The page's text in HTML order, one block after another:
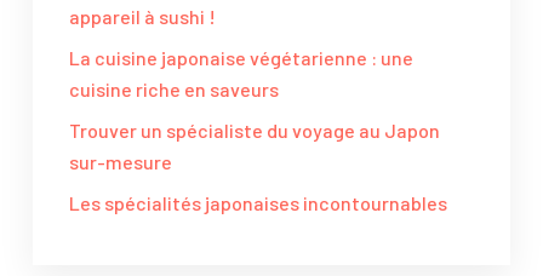
appareil à sushi !
La cuisine japonaise végétarienne : une
cuisine riche en saveurs
Trouver un spécialiste du voyage au Japon
sur-mesure
Les spécialités japonaises incontournables